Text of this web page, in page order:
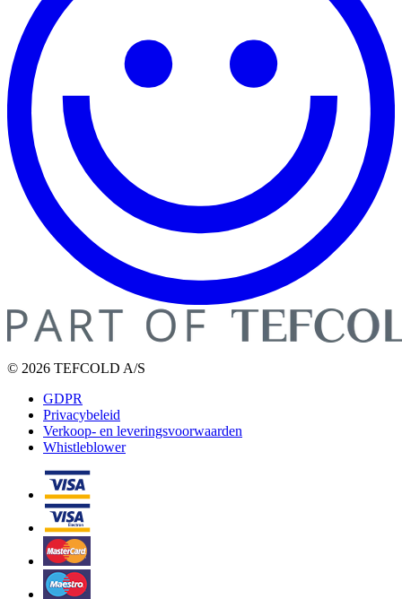
© 2026 TEFCOLD A/S
GDPR
Privacybeleid
Verkoop- en leveringsvoorwaarden
Whistleblower